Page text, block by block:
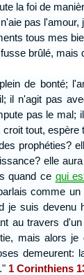
la foi de
pas l'amour,
tous mes
brûlé, mais
de bonté;
il n'agit pas
pas le mal;
tout, espère
prophéties?
elle
quand ce qui
comme
je suis
au travers
mais alors
demeurent:
1 Corinthiens